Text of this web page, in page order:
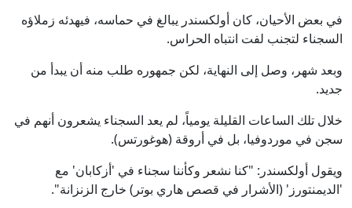
في بعض الأحيان، كان أولكسندر يبالغ في حماسه، فيهدئه زملاؤه
السجناء لتجنب لفت انتباه الحراس.
وبعد شهر، وصل إلى النهاية، لكن جمهوره طلب منه أن يبدأ من
جديد.
خلال تلك الساعات القليلة يومياً، لم يعد السجناء يشعرون أنهم في
سجن في موردوفيا، بل في أروقة (هوغورتس).
ويقول أولكسندر: "كنا نشعر وكأننا سجناء في 'أزكابان' مع
'الديمنتورز' (الأشرار في قصص هاري بوتر) خارج الزنزانة".